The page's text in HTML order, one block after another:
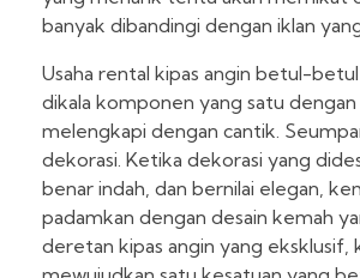
banyak dibandingi dengan iklan
Usaha rental kipas angin betul-
dikala komponen yang satu dengan
melengkapi dengan cantik.
dekorasi. Ketika dekorasi yang
benar indah, dan bernilai elegan,
padamkan dengan desain kemah
deretan kipas angin yang eksklusif,